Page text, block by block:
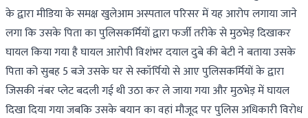
के द्वारा मीडिया के समक्ष खुलेआम अस्पताल परिसर में यह आरोप लगाया जाने
लगा कि उसके पिता का पुलिसकर्मियों द्वारा फर्जी तरीके से मुठभेड़ दिखाकर
घायल किया गया है घायल आरोपी विशंभर दयाल दुबे की बेटी ने बताया उसके
पिता को सुबह 5 बजे उसके घर से स्कॉर्पियो से आए पुलिसकर्मियों के द्वारा
जिसकी नंबर प्लेट बदली गई थी उठा कर ले जाया गया और मुठभेड़ में घायल
दिखा दिया गया जबकि उसके बयान का वहां मौजूद पर पुलिस अधिकारी विरोध